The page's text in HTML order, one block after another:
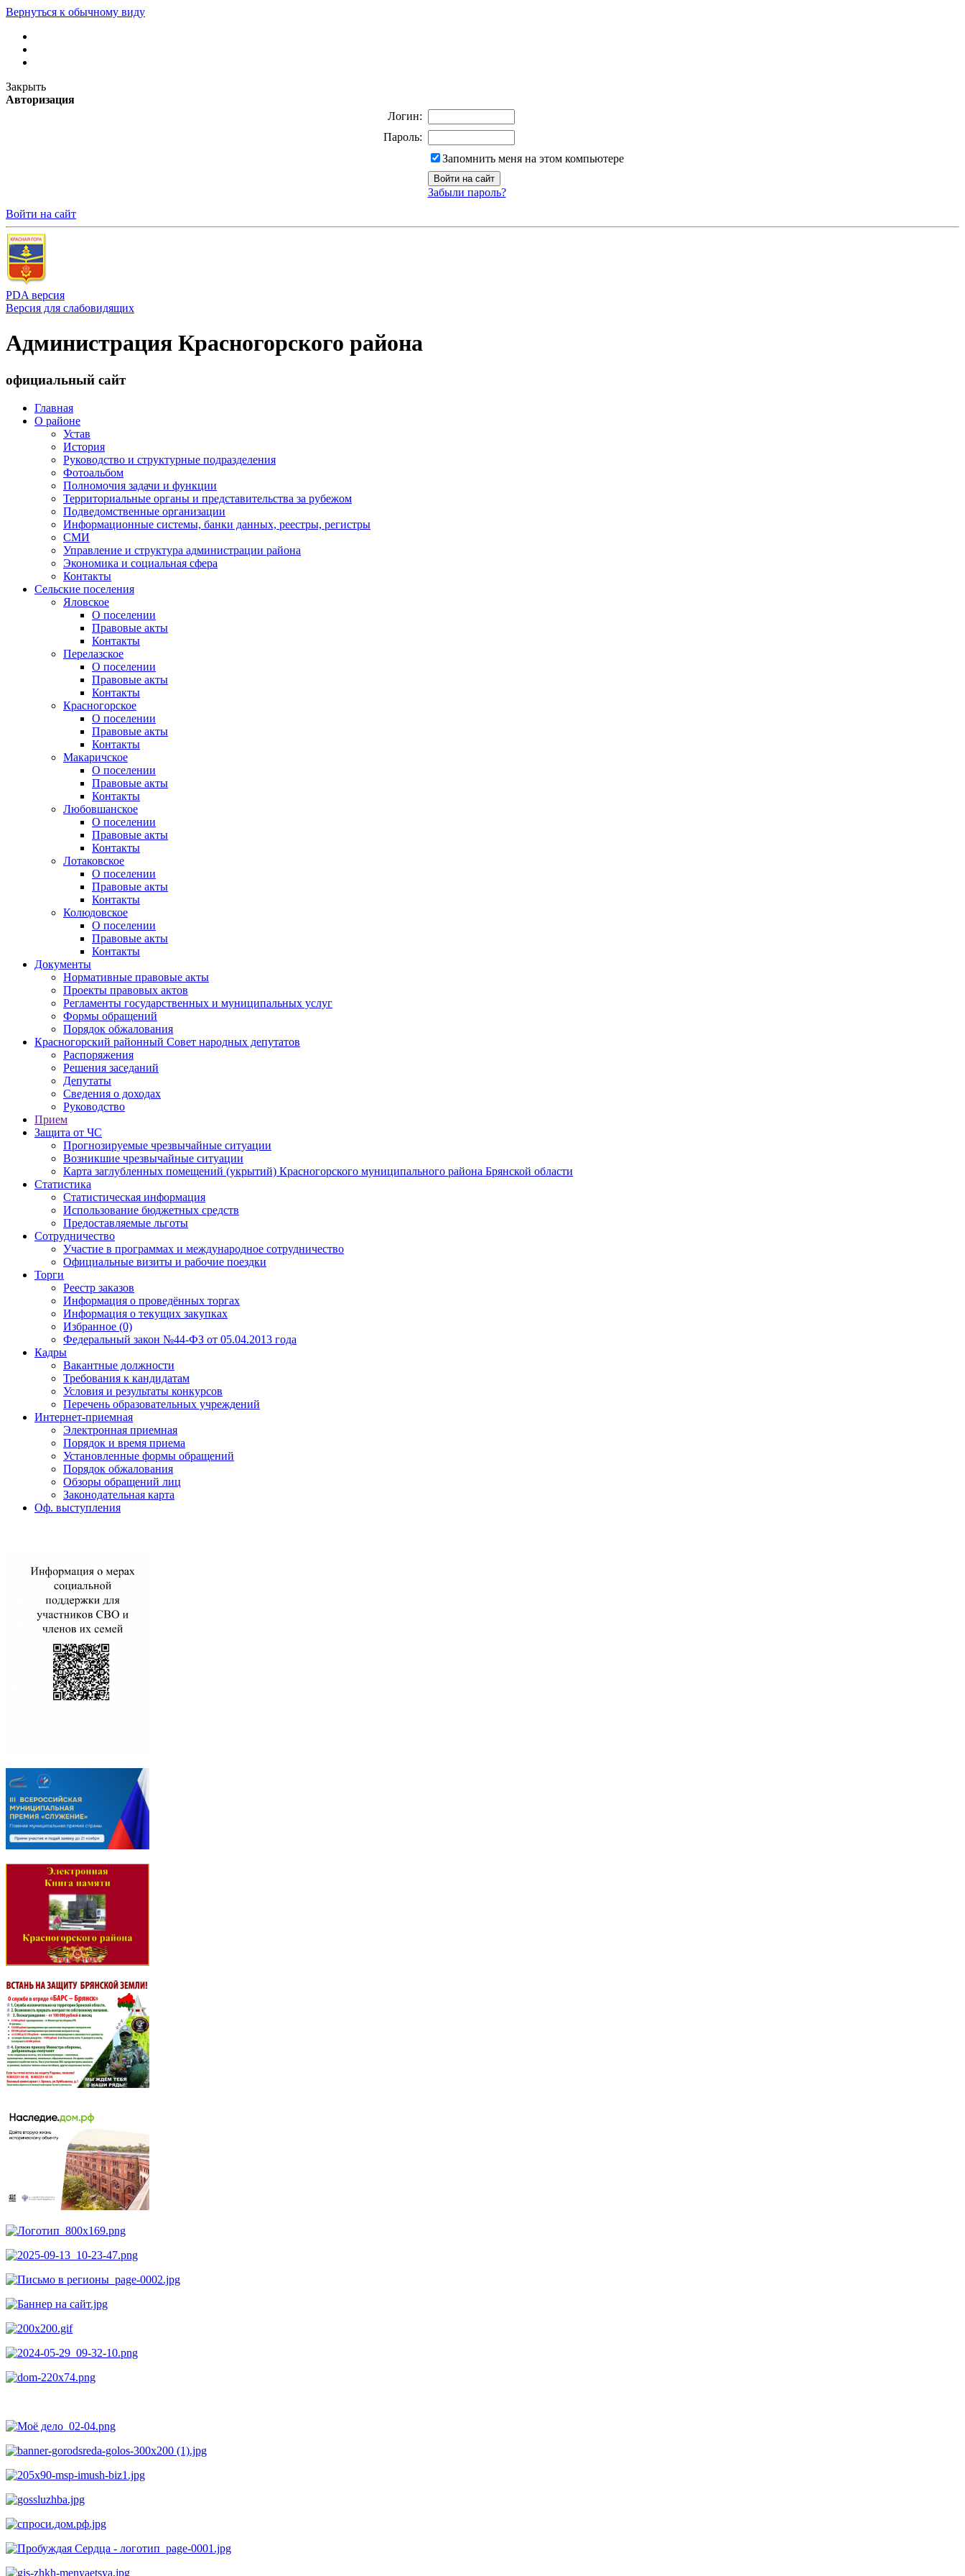
Вернуться к обычному виду
Закрыть
Авторизация
Логин:
Пароль:
Запомнить меня на этом компьютере
Забыли пароль?
Войти на сайт
PDA версия
Версия для слабовидящих
Администрация Красногорского района
официальный сайт
Главная
О районе
Устав
История
Руководство и структурные подразделения
Фотоальбом
Полномочия задачи и функции
Территориальные органы и представительства за рубежом
Подведомственные организации
Информационные системы, банки данных, реестры, регистры
СМИ
Управление и структура администрации района
Экономика и социальная сфера
Контакты
Сельские поселения
Яловское
О поселении
Правовые акты
Контакты
Перелазское
О поселении
Правовые акты
Контакты
Красногорское
О поселении
Правовые акты
Контакты
Макаричское
О поселении
Правовые акты
Контакты
Любовшанское
О поселении
Правовые акты
Контакты
Лотаковское
О поселении
Правовые акты
Контакты
Колюдовское
О поселении
Правовые акты
Контакты
Документы
Нормативные правовые акты
Проекты правовых актов
Регламенты государственных и муниципальных услуг
Формы обращений
Порядок обжалования
Красногорский районный Совет народных депутатов
Распоряжения
Решения заседаний
Депутаты
Сведения о доходах
Руководство
Прием
Защита от ЧС
Прогнозируемые чрезвычайные ситуации
Возникшие чрезвычайные ситуации
Карта заглубленных помещений (укрытий) Красногорского муниципального района Брянской области
Статистика
Статистическая информация
Использование бюджетных средств
Предоставляемые льготы
Сотрудничество
Участие в программах и международное сотрудничество
Официальные визиты и рабочие поездки
Торги
Реестр заказов
Информация о проведённых торгах
Информация о текущих закупках
Избранное (0)
Федеральный закон №44-ФЗ от 05.04.2013 года
Кадры
Вакантные должности
Требования к кандидатам
Условия и результаты конкурсов
Перечень образовательных учреждений
Интернет-приемная
Электронная приемная
Порядок и время приема
Установленные формы обращений
Порядок обжалования
Обзоры обращений лиц
Законодательная карта
Оф. выступления